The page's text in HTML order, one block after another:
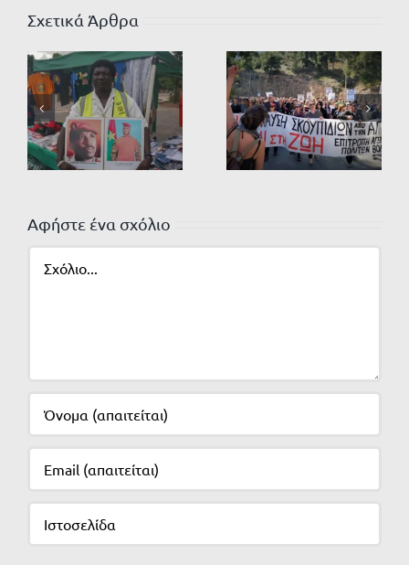
Σχετικά Άρθρα
Αφήστε ένα σχόλιο